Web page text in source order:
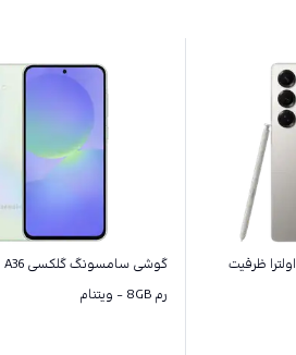
گوشی سامسونگ گلکسی S25 اولترا ظرفیت
رم 8GB - ویتنام